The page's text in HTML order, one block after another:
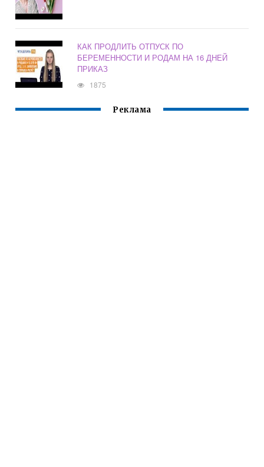
КАК ПРОДЛИТЬ ОТПУСК ПО
БЕРЕМЕННОСТИ И РОДАМ НА 16 ДНЕЙ
ПРИКАЗ
1875
Реклама